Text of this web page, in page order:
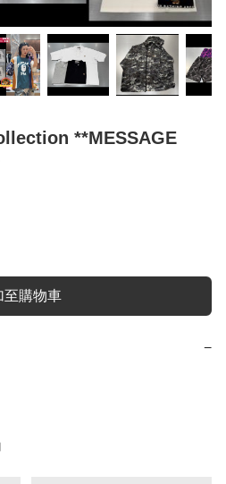
**MESSAGE
至購物車
−